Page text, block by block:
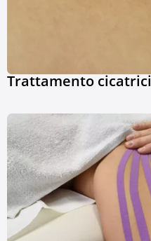
Trattamento cicatrici